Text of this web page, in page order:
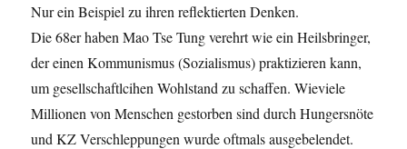
Nur ein Beispiel zu ihren reflektierten Denken.
Die 68er haben Mao Tse Tung verehrt wie ein Heilsbringer,
der einen Kommunismus (Sozialismus) praktizieren kann,
um gesellschaftlcihen Wohlstand zu schaffen. Wieviele
Millionen von Menschen gestorben sind durch Hungersnöte
und KZ Verschleppungen wurde oftmals ausgebelendet.